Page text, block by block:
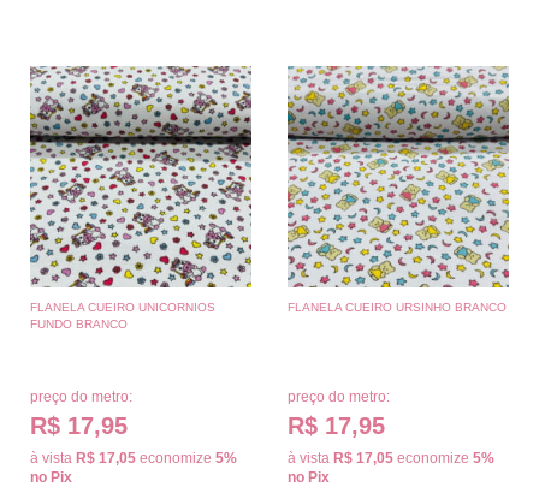
FLANELA CUEIRO UNICORNIOS
FUNDO BRANCO
preço do metro:
R$ 17,95
à vista R$ 17,05 economize 5%
no Pix
FLANELA CUEIRO URSINHO BRANCO
preço do metro:
R$ 17,95
à vista R$ 17,05 economize 5%
no Pix